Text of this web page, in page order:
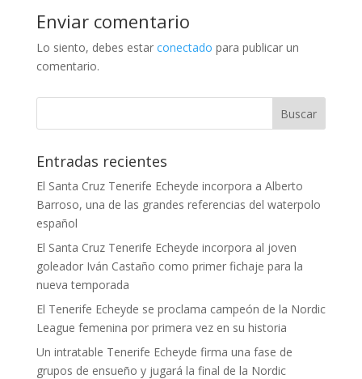
Enviar comentario
Lo siento, debes estar conectado para publicar un
comentario.
Entradas recientes
El Santa Cruz Tenerife Echeyde incorpora a Alberto
Barroso, una de las grandes referencias del waterpolo
español
El Santa Cruz Tenerife Echeyde incorpora al joven
goleador Iván Castaño como primer fichaje para la
nueva temporada
El Tenerife Echeyde se proclama campeón de la Nordic
League femenina por primera vez en su historia
Un intratable Tenerife Echeyde firma una fase de
grupos de ensueño y jugará la final de la Nordic